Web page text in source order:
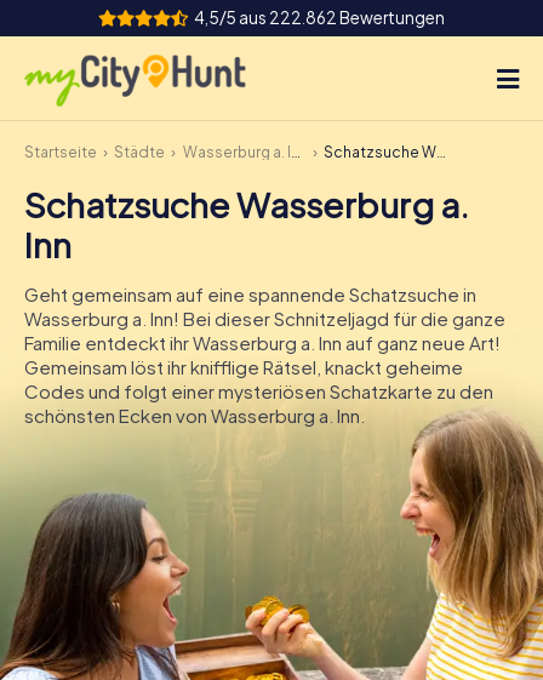
4,5/5 aus 222.862 Bewertungen
So funktioniert's
Städte
Teamevent
Tickets
DE
IE
IT
Tickets buchen
Startseite Städte Wasserburg a. Inn Schatzsuche Wasserburg a. Inn
Schatzsuche Wasserburg a.
Inn
Geht gemeinsam auf eine spannende Schatzsuche in
Wasserburg a. Inn! Bei dieser Schnitzeljagd für die ganze
Familie entdeckt ihr Wasserburg a. Inn auf ganz neue Art!
Gemeinsam löst ihr knifflige Rätsel, knackt geheime
Codes und folgt einer mysteriösen Schatzkarte zu den
schönsten Ecken von Wasserburg a. Inn.